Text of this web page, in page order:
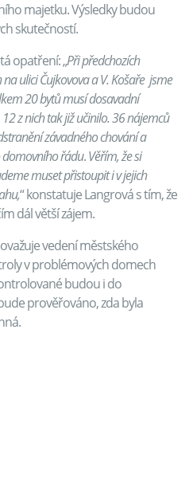
majetku. Výsledky budou
skutečností.
opatření: „Při předchozích
ulici Čujkovova a V. Košaře jsme
20 bytů musí dosavadní
z nich tak již učinilo. 36 nájemců
závadného chování a
řádu.Věřím, že si
muset přistoupit i v jejich
“ konstatuje Langrová s tím, že
dál větší zájem.
vedení městského
v problémových domech
budou i do
prověřováno, zda byla